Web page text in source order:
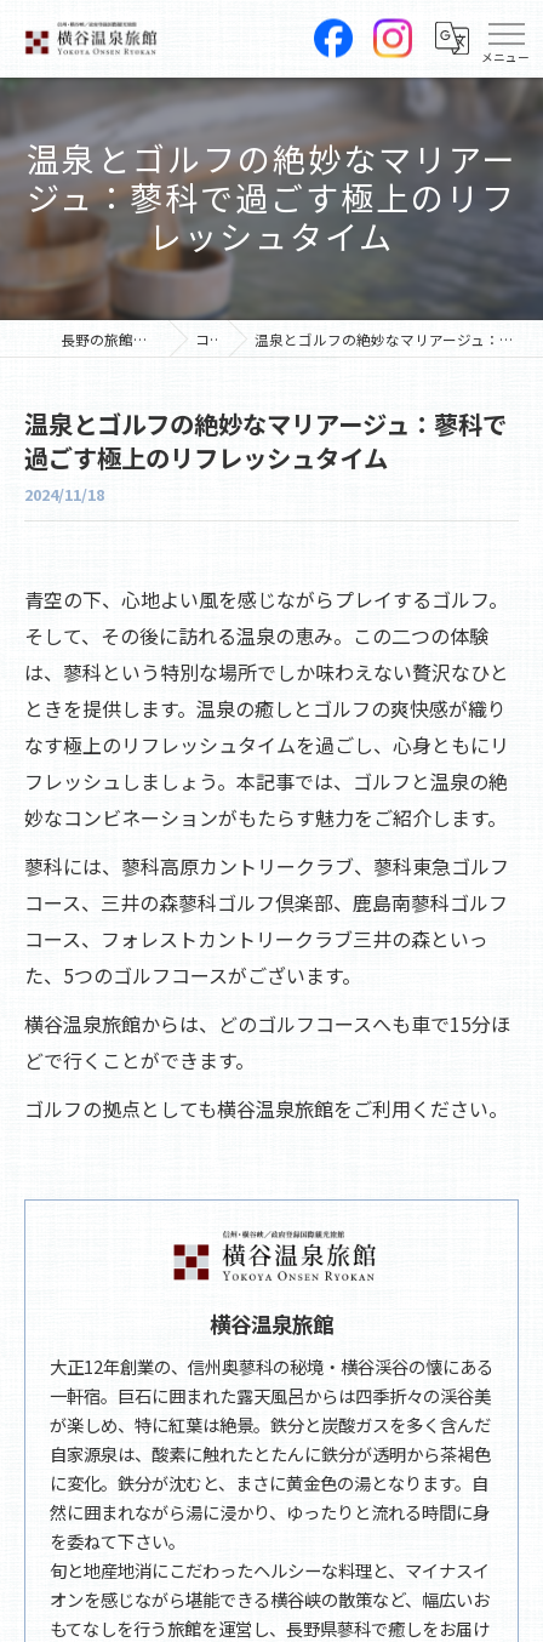
温泉とゴルフの絶妙なマリアー
ジュ：蓼科で過ごす極上のリフ
レッシュタイム
長野の旅館なら横谷温泉旅館 コラム 温泉とゴルフの絶妙なマリアージュ：蓼科で過ごす極上のリフレッシュタイム
温泉とゴルフの絶妙なマリアージュ：蓼科で
過ごす極上のリフレッシュタイム
2024/11/18
青空の下、心地よい風を感じながらプレイするゴルフ。
そして、その後に訪れる温泉の恵み。この二つの体験
は、蓼科という特別な場所でしか味わえない贅沢なひと
ときを提供します。温泉の癒しとゴルフの爽快感が織り
なす極上のリフレッシュタイムを過ごし、心身ともにリ
フレッシュしましょう。本記事では、ゴルフと温泉の絶
妙なコンビネーションがもたらす魅力をご紹介します。
蓼科には、蓼科高原カントリークラブ、蓼科東急ゴルフ
コース、三井の森蓼科ゴルフ倶楽部、鹿島南蓼科ゴルフ
コース、フォレストカントリークラブ三井の森といっ
た、5つのゴルフコースがございます。
横谷温泉旅館からは、どのゴルフコースへも車で15分ほ
どで行くことができます。
ゴルフの拠点としても横谷温泉旅館をご利用ください。
横谷温泉旅館
大正12年創業の、信州奥蓼科の秘境・横谷渓谷の懐にある
一軒宿。巨石に囲まれた露天風呂からは四季折々の渓谷美
が楽しめ、特に紅葉は絶景。鉄分と炭酸ガスを多く含んだ
自家源泉は、酸素に触れたとたんに鉄分が透明から茶褐色
に変化。鉄分が沈むと、まさに黄金色の湯となります。自
然に囲まれながら湯に浸かり、ゆったりと流れる時間に身
を委ねて下さい。
旬と地産地消にこだわったヘルシーな料理と、マイナスイ
オンを感じながら堪能できる横谷峡の散策など、幅広いお
もてなしを行う旅館を運営し、長野県蓼科で癒しをお届け